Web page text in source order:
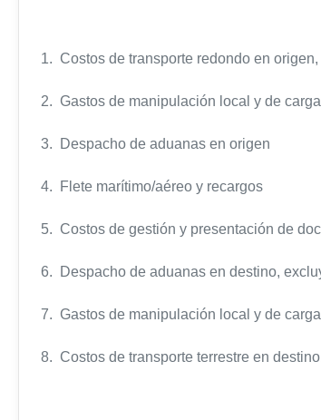
1. Costos de transporte redondo en
2. Gastos de manipulación local y de
3. Despacho de aduanas en origen
4. Flete marítimo/aéreo y recargos
5. Costos de gestión y presentación de
6. Despacho de aduanas en destino,
7. Gastos de manipulación local y de
8. Costos de transporte terrestre en